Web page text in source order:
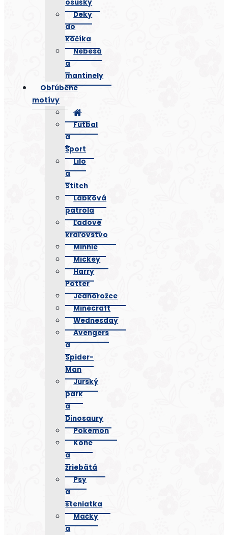
osušky
Deky
do
kočíka
Nebesá
a
mantinely
Obľúbené
motívy
Futbal
a
Šport
Lilo
a
Stitch
Labková
patrola
Ľadové
kráľovstvo
Minnie
Mickey
Harry
Potter
Jednorožce
Minecraft
Wednesday
Avengers
a
Spider-
Man
Jurský
park
a
Dinosaury
Pokémon
Kone
a
žriebätá
Psy
a
šteniatka
Mačky
a